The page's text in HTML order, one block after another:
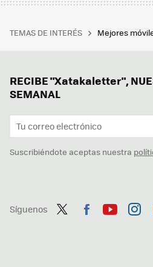
TEMAS DE INTERÉS Mejores
RECIBE "Xatakaletter",
SEMANAL
Suscribiéndote aceptas nuestra
Síguenos